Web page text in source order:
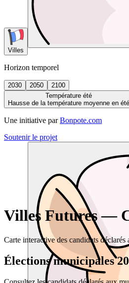
Villes
Horizon temporel
2030 2050
2100
Température été
Hausse de la température moyenne en été
Une initiative par Bonpote.com
Soutenir le projet
Villes Futures —
Carte interactive des candidats
Élections municipales